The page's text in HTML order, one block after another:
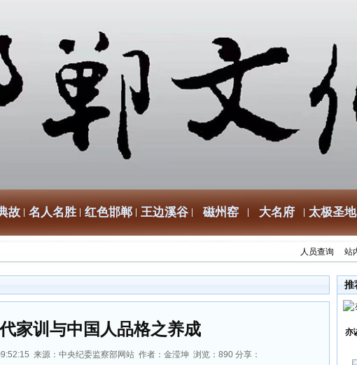
故 名人名胜 红色邯郸 王边溪谷 磁州窑 大名府 太极圣地
人员查询 站
家训与中国人品格之养成
来源：中央纪委监察部网站 作者：金滢坤 浏览： 890 分享：
推
亦